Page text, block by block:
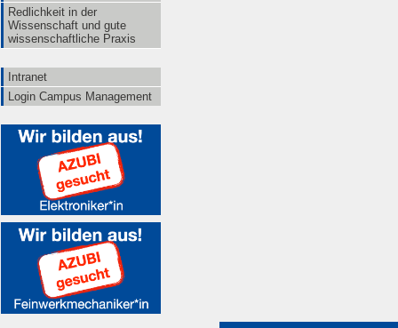
Redlichkeit in der
Wissenschaft und gute
wissenschaftliche Praxis
Intranet
Login Campus Management